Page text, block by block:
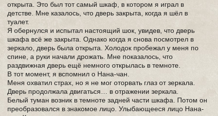
открыта. Это был тот самый шкаф, в котором я играл в
детстве. Мне казалось, что дверь закрыта, когда я шёл в
туалет.
Я обернулся и испытал настоящий шок, увидев, что дверь
шкафа всё же закрыта. Однако когда я снова посмотрел в
зеркало, дверь была открыта. Холодок пробежал у меня по
спине, а руки начали дрожать. Мне показалось, что
раздвижная дверь ещё немного открылась в темноте.
В тот момент, я вспомнил о Нана-чан.
Меня охватил страх, но я не мог оторвать глаз от зеркала.
Дверь продолжала двигаться… в отражении зеркала.
Белый туман возник в темноте задней части шкафа. Потом он
преобразовался в знакомое лицо. Улыбающееся лицо Нана-